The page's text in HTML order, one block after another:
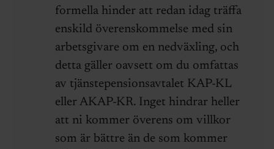
formella hinder att redan idag träffa
enskild överenskommelse med sin
arbetsgivare om en nedväxling, och
detta gäller oavsett om du omfattas
av tjänstepensionsavtalet KAP-KL
eller AKAP-KR. Inget hindrar heller
att ni kommer överens om villkor
som är bättre än de som kommer